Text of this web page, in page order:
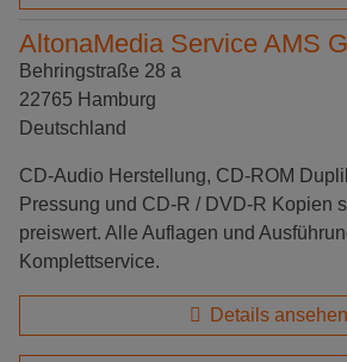
AltonaMedia Service AMS
Behringstraße 28 a
22765 Hamburg
Deutschland
CD-Audio Herstellung, CD-ROM
Pressung und CD-R / DVD-R Kopien
preiswert. Alle Auflagen und
Komplettservice.
Details ansehen